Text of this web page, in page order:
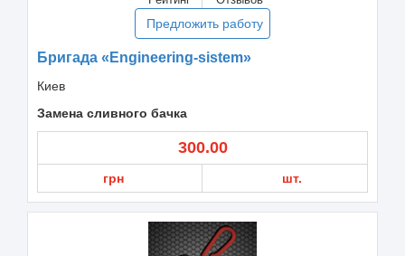
Предложить работу
Бригада «Engineering-sistem»
Киев
Замена сливного бачка
300.00
грн шт.